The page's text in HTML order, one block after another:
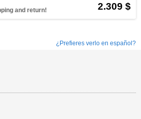
2.309 $
and return!
¿Prefieres verlo en español?